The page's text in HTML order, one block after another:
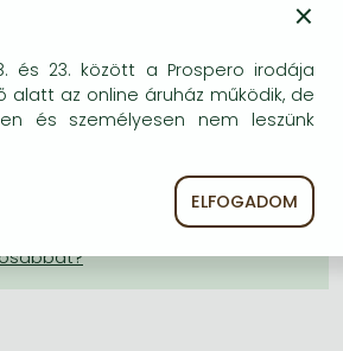
Érdemes még
×
és 23. között a Prospero irodája
alatt az online áruház működik, de
és személyesen nem leszünk
ELFOGADOM